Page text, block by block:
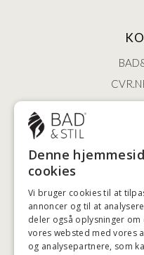
2100
HØJESTE
Denne
cookies
Vi bruger cookies til at
annoncer og til at
deler også oplysninger om
vores websted med vores
og analysepartnere, som